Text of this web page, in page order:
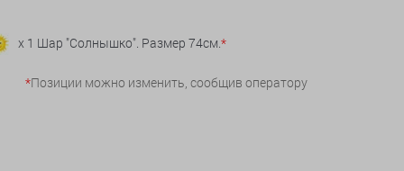
x 1 Шар "Солнышко". Размер 74см.*
*Позиции можно изменить, сообщив оператору